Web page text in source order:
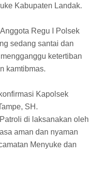
Kabupaten Landak.
Regu I Polsek
sedang santai dan
ketertiban
kamtibmas.
Kapolsek
SH.
di laksanakan oleh
aman dan nyaman
Menyuke dan